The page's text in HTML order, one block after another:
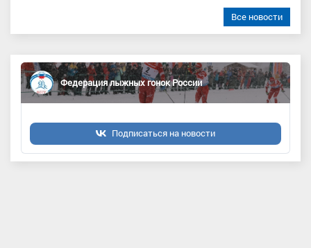
Все новости
Федерация лыжных гонок России
Подписаться на новости